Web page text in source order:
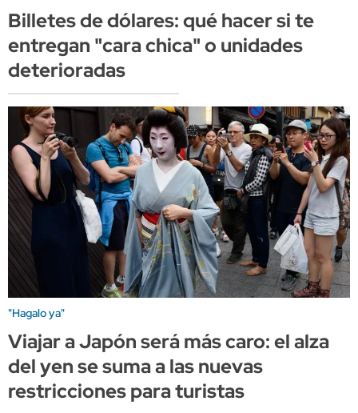
Billetes de dólares: qué hacer si te
entregan "cara chica" o unidades
deterioradas
"Hagalo ya"
Viajar a Japón será más caro: el alza
del yen se suma a las nuevas
restricciones para turistas